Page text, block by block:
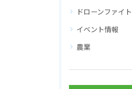
ドローンファイト
イベント情報
農業